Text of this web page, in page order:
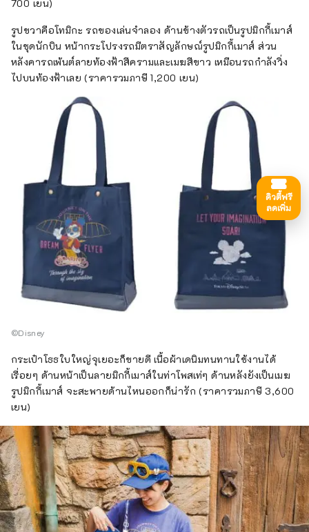
700 เยน)
รูปขวาคือโทมิกะ รถของเล่นจำลอง ด้านข้างตัวรถเป็นรูปมิกกี้เมาส์
ในชุดนักบิน หน้ากระโปรงรถมีตราสัญลักษณ์รูปมิกกี้เมาส์ ส่วน
หลังคารถเพ้นต์ลายท้องฟ้าสีครามและเมฆสีขาว เหมือนรถกำลังวิ่ง
ไปบนท้องฟ้าเลย (ราคารวมภาษี 1,200 เยน)
©Disney
กระเป๋าโธธใบใหญ่จุเยอะก็ขายดี เนื้อผ้าเดนิมทนทานใช้งานได้
เรื่อยๆ ด้านหน้าเป็นลายมิกกี้เมาส์ในท่าโพสเท่ๆ ด้านหลังยังเป็นเมฆ
รูปมิกกี้เมาส์ จะสะพายด้านไหนออกก็น่ารัก (ราคารวมภาษี 3,600
เยน)
ดิวตี้ฟรี
ลดเพิ่ม